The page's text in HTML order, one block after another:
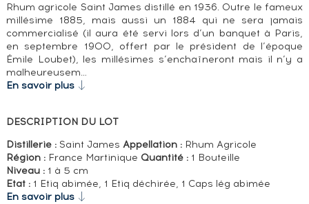
Rhum agricole Saint James distillé en 1936. Outre le fameux
millésime 1885, mais aussi un 1884 qui ne sera jamais
commercialisé (il aura été servi lors d’un banquet à Paris,
en septembre 1900, offert par le président de l’époque
Émile Loubet), les millésimes s’enchaîneront mais il n’y a
malheureusem…
En savoir plus
DESCRIPTION DU LOT
Distillerie :Saint James Appellation :Rhum Agricole
Région : France Martinique Quantité :1 Bouteille
Niveau :1 à 5 cm
Etat :1 Etiq abimée, 1 Etiq déchirée, 1 Caps lég abimée
En savoir plus